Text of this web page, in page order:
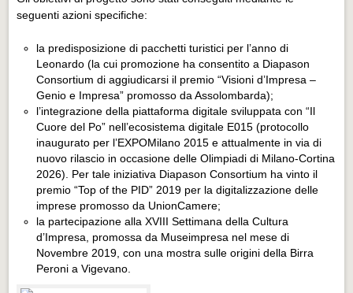
seguenti azioni specifiche:
la predisposizione di pacchetti turistici per l’anno di
Leonardo (la cui promozione ha consentito a Diapason
Consortium di aggiudicarsi il premio “Visioni d’Impresa –
Genio e Impresa” promosso da Assolombarda);
l’integrazione della piattaforma digitale sviluppata con “Il
Cuore del Po” nell’ecosistema digitale E015 (protocollo
inaugurato per l’EXPOMilano 2015 e attualmente in via di
nuovo rilascio in occasione delle Olimpiadi di Milano-Cortina
2026). Per tale iniziativa Diapason Consortium ha vinto il
premio “Top of the PID” 2019 per la digitalizzazione delle
imprese promosso da UnionCamere;
la partecipazione alla XVIII Settimana della Cultura
d’Impresa, promossa da Museimpresa nel mese di
Novembre 2019, con una mostra sulle origini della Birra
Peroni a Vigevano.